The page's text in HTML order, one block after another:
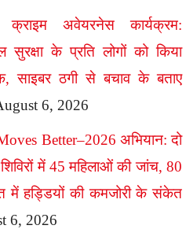
क्राइम अवेयरनेस कार्यक्रम:
सुरक्षा के प्रति लोगों को किया
साइबर ठगी से बचाव के बताए
6, 2026
Better–2026 अभियान: दो
में 45 महिलाओं की जांच, 80
में हड्डियों की कमजोरी के संकेत
6, 2026